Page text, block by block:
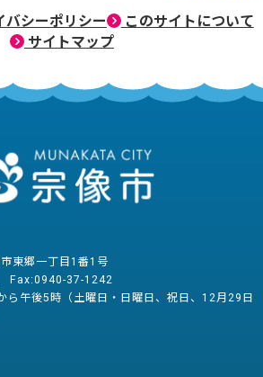
シーポリシー
このサイトについて
サイトマップ
東郷一丁目1番1号
Fax:0940-37-1242
ら午後5時（土曜日・日曜日、祝日、12月29日